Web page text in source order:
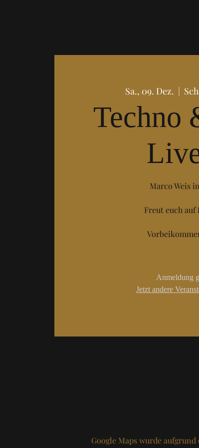
Sa., 09. Dez.
  |
Techno
Marco Weis
Freut euch auf
Anmeldung
Jetzt andere
Google Maps wurde